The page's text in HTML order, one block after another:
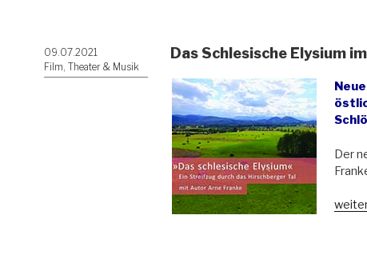
Veröffentlicht
am
09.07.2021
Film, Theater & Musik
Das Schlesische Elysium
Der
„Das